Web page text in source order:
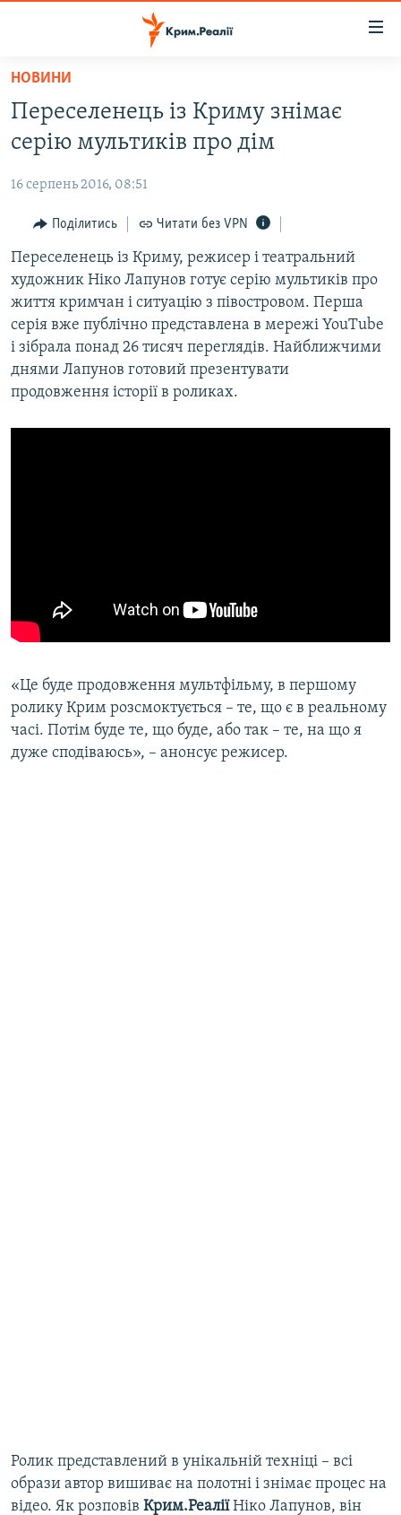
Перейти
основного
матеріалу
Перейти
до
навігації
Перейти
до
пошуку
ВОДА.КРИМ
ВІДЕО ТА ФОТО
ПОЛІТИКА
БЛОГИ
ПОГЛЯД
ІНТЕРВ'Ю
ВСЕ ЗА ДЕНЬ
СПЕЦПРОЕКТИ
ДЕПОРТАЦІЯ
ЯК ОБІЙТИ БЛОКУВАННЯ
Русский
Усі сайти RFE/RL
НОВИНИ
Переселенець із Криму знімає
серію мультиків про дім
16 серпень 2016, 08:51
Поділитись Читати без VPN
Переселенець із Криму, режисер і театральний
художник Ніко Лапунов готує серію мультиків про
життя кримчан і ситуацію з півостровом. Перша
серія вже публічно представлена в мережі YouTube
і зібрала понад 26 тисяч переглядів. Найближчими
днями Лапунов готовий презентувати
продовження історії в роликах.
«Це буде продовження мультфільму, в першому
ролику Крим розсмоктується – те, що є в реальному
часі. Потім буде те, що буде, або так – те, на що я
дуже сподіваюсь», – анонсує режисер.
Ролик представлений в унікальній техніці – всі
образи автор вишиває на полотні і знімає процес на
відео. Як розповів Крим.РеаліїНіко Лапунов, він